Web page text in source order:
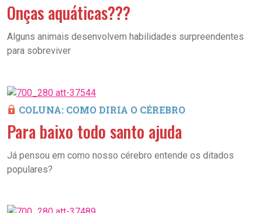
Onças aquáticas???
Alguns animais desenvolvem habilidades surpreendentes
para sobreviver
COLUNA: COMO DIRIA O CÉREBRO
Para baixo todo santo ajuda
Já pensou em como nosso cérebro entende os ditados
populares?